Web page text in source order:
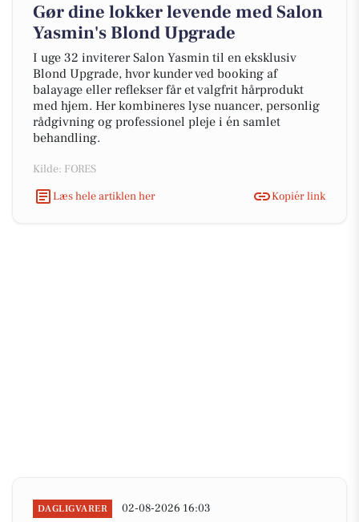
Gør dine lokker levende med Salon
Yasmin's Blond Upgrade
I uge 32 inviterer Salon Yasmin til en eksklusiv
Blond Upgrade, hvor kunder ved booking af
balayage eller reflekser får et valgfrit hårprodukt
med hjem. Her kombineres lyse nuancer, personlig
rådgivning og professionel pleje i én samlet
behandling.
Kilde: FORES
Læs hele artiklen her
Kopiér link
DAGLIGVARER 02-08-2026 16:03